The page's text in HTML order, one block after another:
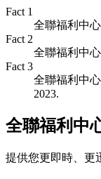
Fact 1
全聯福利中心
Fact 2
全聯福利中心
Fact 3
全聯福利中心
2023.
全聯福利中
提供您更即時、更